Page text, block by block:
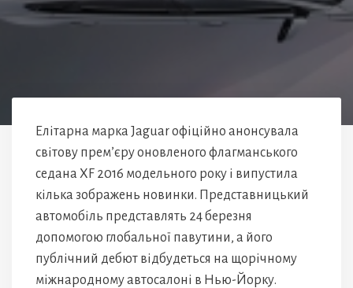
Елітарна марка Jaguar офіційно анонсувала
світову прем’єру оновленого флагманського
седана XF 2016 модельного року і випустила
кілька зображень новинки. Представницький
автомобіль представлять 24 березня
допомогою глобальної павутини, а його
публічний дебют відбудеться на щорічному
міжнародному автосалоні в Нью-Йорку.